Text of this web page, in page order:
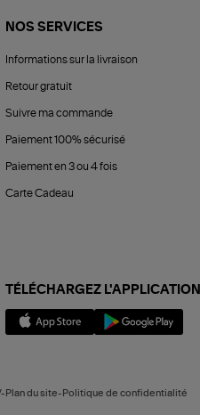
NOS SERVICES
Informations sur la livraison
Retour gratuit
Suivre ma commande
Paiement 100% sécurisé
Paiement en 3 ou 4 fois
Carte Cadeau
TÉLÉCHARGEZ L'APPLICATION
Plan du site-Politique de confidentialité